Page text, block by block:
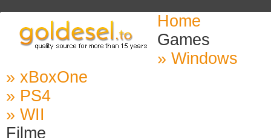
Home
Games
» Windows
» xBoxOne
» PS4
» WII
Filme